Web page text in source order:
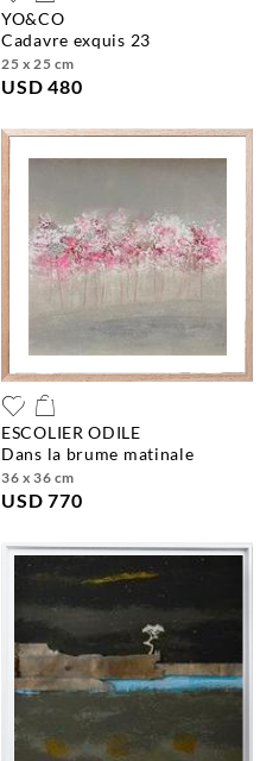
YO&CO
cadavre exquis 23
25 x 25 cm
USD 480
ESCOLIER ODILE
dans la brume matinale
36 x 36 cm
USD 770